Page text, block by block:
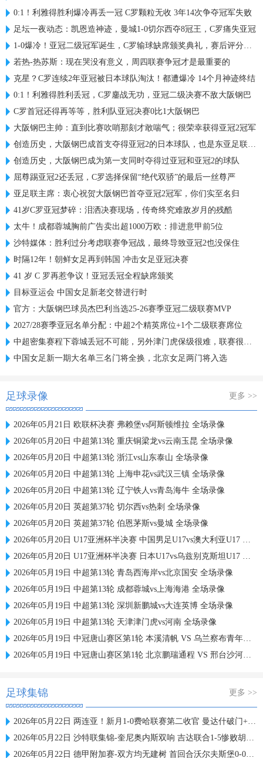
0:1！利雅得胜利爆冷再丢一冠 C罗颗粒无收 3年14次争夺冠军失败
足坛一夜动态：凯恩造神迹，曼城1-0切尔西夺8冠王，C罗痛失亚冠
1-0爆冷！亚冠二级冠军诞生，C罗输球缺席颁奖典礼，赛后评分出炉
若热-热苏斯：现在哭没有意义，周四联赛争冠才是最重要的
克星？C罗连续2年亚冠被日本球队淘汰！都遭爆冷 14个月神迹终结
0:1！利雅得胜利丢冠，C罗鏖战无功，亚冠二级决赛不敌大阪钢巴
C罗首冠还得再等等，胜利队亚冠决赛0比1大阪钢巴
大阪钢巴主帅：直到比赛吹哨那刻才敢喘气；很荣幸获得亚冠2冠军
创造历史，大阪钢巴成首支夺得亚冠2的日本球队，也是东亚足联首队
创造历史，大阪钢巴成为第一支同时夺得过亚冠和亚冠2的球队
屈尊踢亚冠2还丢冠，C罗选择保留“绝代双骄”的最后一丝尊严
亚足联主席：衷心祝贺大阪钢巴首夺亚冠2冠军，你们实至名归
41岁C罗亚冠梦碎：泪洒决赛现场，传奇终究难敌岁月的残酷
太牛！成都蓉城胸前广告卖出超1000万欧：排进意甲前5位
沙特媒体：胜利过分考虑联赛争冠战，最终导致亚冠2也没保住
时隔12年！朝鲜女足再到韩国 冲击女足亚冠决赛
41 岁 C 罗再惹争议！亚冠丢冠全程缺席颁奖
目标亚运会 中国女足新老交替进行时
官方：大阪钢巴球员杰巴利当选25-26赛季亚冠二级联赛MVP
2027/28赛季亚冠名单分配：中超2个精英席位+1个二级联赛席位
中超密集赛程下蓉城丢冠不可能，另外津门虎保级很难，联赛很无聊
中国女足新一期大名单三名门将全换，北京女足两门将入选
足球录像 更多 >>
2026年05月21日 欧联杯决赛 弗赖堡vs阿斯顿维拉 全场录像
2026年05月20日 中超第13轮 重庆铜梁龙vs云南玉昆 全场录像
2026年05月20日 中超第13轮 浙江vs山东泰山 全场录像
2026年05月20日 中超第13轮 上海申花vs武汉三镇 全场录像
2026年05月20日 中超第13轮 辽宁铁人vs青岛海牛 全场录像
2026年05月20日 英超第37轮 切尔西vs热刺 全场录像
2026年05月20日 英超第37轮 伯恩茅斯vs曼城 全场录像
2026年05月20日 U17亚洲杯半决赛 中国男足U17vs澳大利亚U17 全场录像
2026年05月20日 U17亚洲杯半决赛 日本U17vs乌兹别克斯坦U17 全场录像
2026年05月19日 中超第13轮 青岛西海岸vs北京国安 全场录像
2026年05月19日 中超第13轮 成都蓉城vs上海海港 全场录像
2026年05月19日 中超第13轮 深圳新鹏城vs大连英博 全场录像
2026年05月19日 中超第13轮 天津津门虎vs河南 全场录像
2026年05月19日 中冠唐山赛区第1轮 本溪清帆 VS 乌兰察布青年人 全场录像
2026年05月19日 中冠唐山赛区第1轮 北京鹏瑞通程 VS 邢台沙河万率 全场录像
足球集锦 更多 >>
2026年05月22日 两连亚！新月1-0费哈联赛第二收官 曼达什破门+造点 内维斯失点
2026年05月22日 沙特联集锦-奎尼奥内斯双响 吉达联合1-5惨败胡拜尔库迪西亚
2026年05月22日 德甲附加赛-双方均无建树 首回合沃尔夫斯堡0-0帕德博恩